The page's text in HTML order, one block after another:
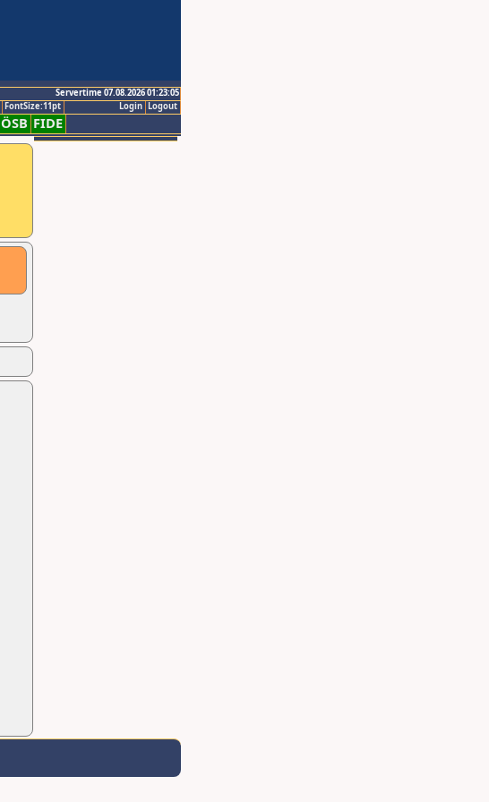
Servertime 07.08.2026 01:23:05
Logout
Login
FontSize:11pt
ÖSB FIDE